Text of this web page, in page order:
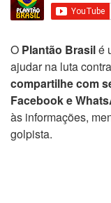
O Plantão Brasilé
ajudar na luta
compartilhe com
Facebook e
às informações,
golpista.